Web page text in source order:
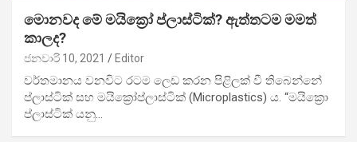
මොනවද මේ මයික්‍රෝ ප්ලාස්ටික්? ඇත්තටම මමත්
කාලද?
ජනවාරි 10, 2021 Editor
වර්තමානය වනවිට රටම ලෙඩ කරන පිළිලක් වී තිබෙන්නේ
ප්ලාස්ටික් සහ මයික්‍රෝප්ලාස්ටික් (Microplastics) ය. “මයි‍ක්‍රො
ප්ලාස්ටික් යනු…